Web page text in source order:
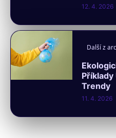
12. 4. 2026
Další z
Příklady
Trendy
11. 4. 2026